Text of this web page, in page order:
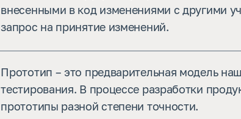
внесенными в код изменениями с другими
запрос на принятие изменений.
Прототип – это предварительная модель
тестирования. В процессе разработки
прототипы разной степени точности.